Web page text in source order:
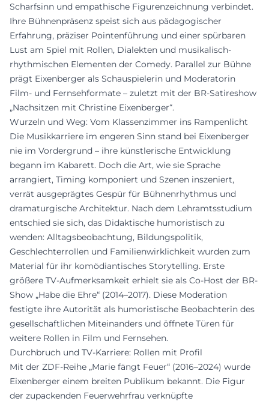
Scharfsinn und empathische Figurenzeichnung verbindet.
Ihre Bühnenpräsenz speist sich aus pädagogischer
Erfahrung, präziser Pointenführung und einer spürbaren
Lust am Spiel mit Rollen, Dialekten und musikalisch-
rhythmischen Elementen der Comedy. Parallel zur Bühne
prägt Eixenberger als Schauspielerin und Moderatorin
Film- und Fernsehformate – zuletzt mit der BR-Satireshow
„Nachsitzen mit Christine Eixenberger“.
Wurzeln und Weg: Vom Klassenzimmer ins Rampenlicht
Die Musikkarriere im engeren Sinn stand bei Eixenberger
nie im Vordergrund – ihre künstlerische Entwicklung
begann im Kabarett. Doch die Art, wie sie Sprache
arrangiert, Timing komponiert und Szenen inszeniert,
verrät ausgeprägtes Gespür für Bühnenrhythmus und
dramaturgische Architektur. Nach dem Lehramtsstudium
entschied sie sich, das Didaktische humoristisch zu
wenden: Alltagsbeobachtung, Bildungspolitik,
Geschlechterrollen und Familienwirklichkeit wurden zum
Material für ihr komödiantisches Storytelling. Erste
größere TV-Aufmerksamkeit erhielt sie als Co-Host der BR-
Show „Habe die Ehre“ (2014–2017). Diese Moderation
festigte ihre Autorität als humoristische Beobachterin des
gesellschaftlichen Miteinanders und öffnete Türen für
weitere Rollen in Film und Fernsehen.
Durchbruch und TV-Karriere: Rollen mit Profil
Mit der ZDF-Reihe „Marie fängt Feuer“ (2016–2024) wurde
Eixenberger einem breiten Publikum bekannt. Die Figur
der zupackenden Feuerwehrfrau verknüpfte